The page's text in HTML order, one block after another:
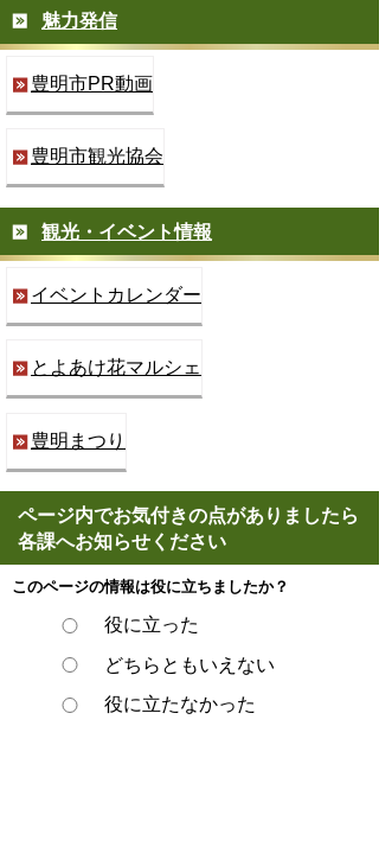
魅力発信
豊明市PR動画
豊明市観光協会
観光・イベント情報
イベントカレンダー
とよあけ花マルシェ
豊明まつり
ページ内でお気付きの点がありましたら
各課へお知らせください
このページの情報は役に立ちましたか？
役に立った
どちらともいえない
役に立たなかった